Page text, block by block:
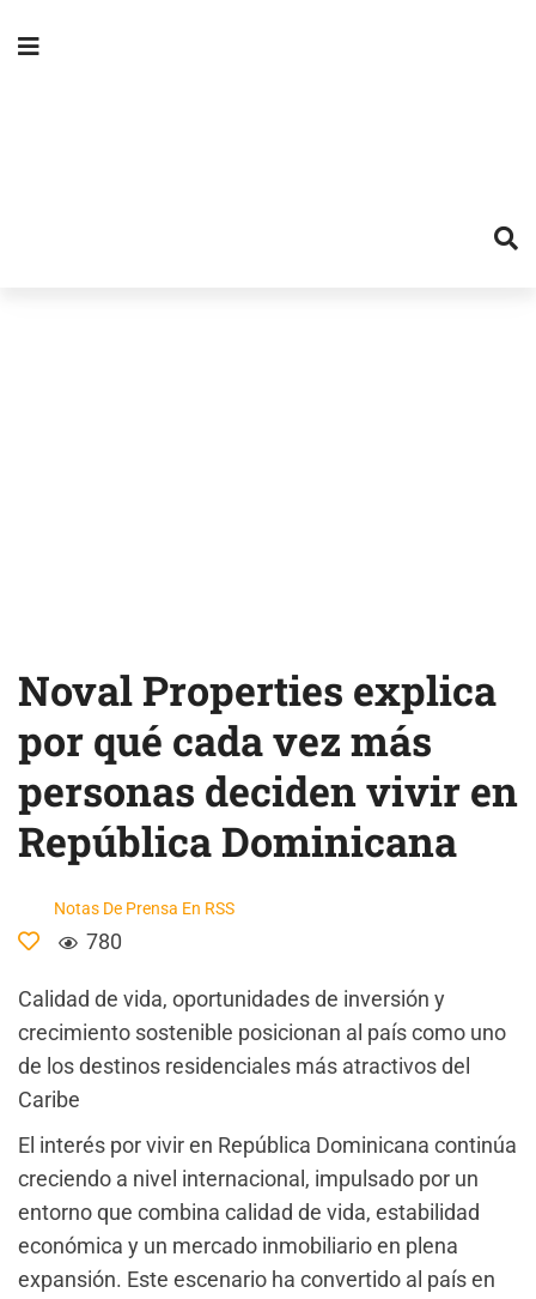
Noval Properties explica
por qué cada vez más
personas deciden vivir en
República Dominicana
Notas De Prensa En RSS
780
Calidad de vida, oportunidades de inversión y
crecimiento sostenible posicionan al país como uno
de los destinos residenciales más atractivos del
Caribe
El interés por vivir en República Dominicana continúa
creciendo a nivel internacional, impulsado por un
entorno que combina calidad de vida, estabilidad
económica y un mercado inmobiliario en plena
expansión. Este escenario ha convertido al país en